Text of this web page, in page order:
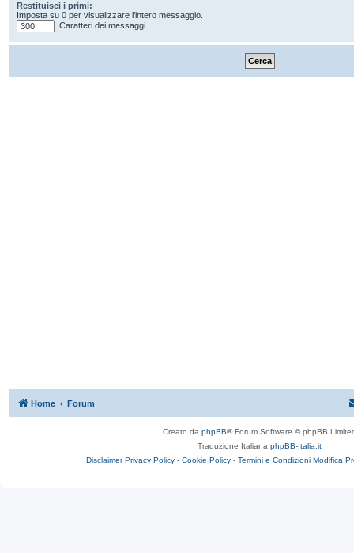
Restituisci i primi:
Imposta su 0 per visualizzare l’intero messaggio.
Caratteri dei messaggi
Home Forum
Creato da phpBB® Forum Software © phpBB
Traduzione Italiana phpBB-Italia.it
Disclaimer Privacy Policy - Cookie Policy - Termini e Condizioni Modifica